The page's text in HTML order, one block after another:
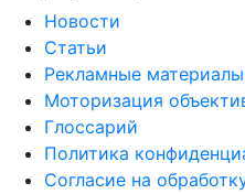
Новости
Статьи
Рекламные материалы
Моторизация
Глоссарий
Политика
Согласие на